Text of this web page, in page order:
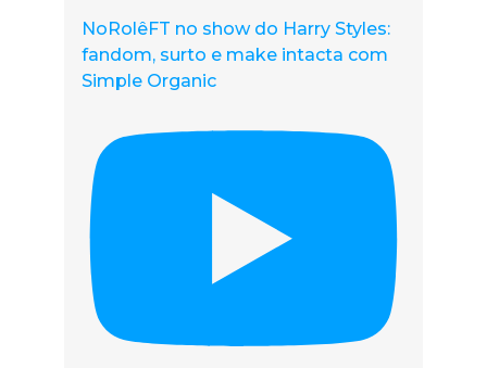
NoRolêFT no show do Harry Styles:
fandom, surto e make intacta com
Simple Organic